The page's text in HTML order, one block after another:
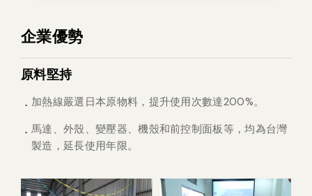
企業優勢
原料堅持
加熱線嚴選日本原物料，提升使用次數達200%。
馬達、外殼、變壓器、機殼和前控制面板等，均為台灣
製造，延長使用年限。